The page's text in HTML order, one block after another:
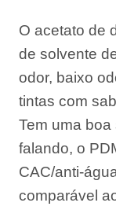
O acetato de
de solvente
odor, baixo
tintas com
Tem uma
falando, o
CAC/anti-
comparável